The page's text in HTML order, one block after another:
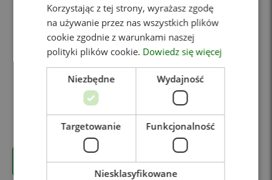
Wyrażam zgodę na przetwarzanie moich danych
osobowych przez Centrum Medyczne „Zdrowie Plus” A.
Rezner sp. k. w celach marketingowych (obejmujących
marketing własnych usług, informowanie o planowanych
wydarzeniach, nowych produktach).
Alternative:
< Wróć
Korzystając z tej strony, wyrażasz zgodę
na używanie przez nas wszystkich plików
cookie zgodnie z warunkami naszej
polityki plików cookie. Dowiedz się więcej
Niezbędne Wydajność
Targetowanie Funkcjonalność
Niesklasyfikowane